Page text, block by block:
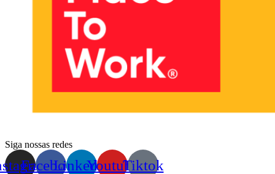
Siga nossas redes
FacebookLinkedinYoutubeTiktok